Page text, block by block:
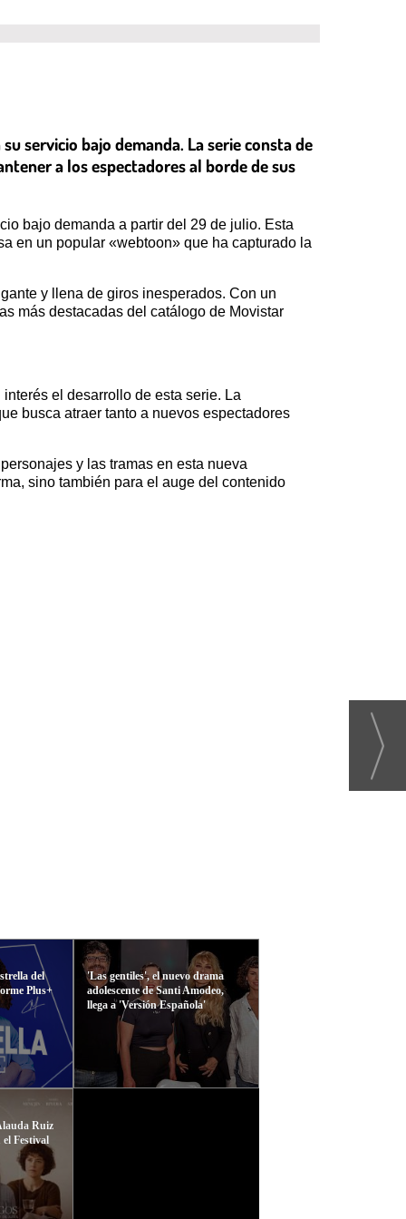
servicio bajo demanda. La serie consta de
a los espectadores al borde de sus
bajo demanda a partir del 29 de julio. Esta
en un popular «webtoon» que ha capturado la
y llena de giros inesperados. Con un
más destacadas del catálogo de Movistar
el desarrollo de esta serie. La
busca atraer tanto a nuevos espectadores
y las tramas en esta nueva
sino también para el auge del contenido
del
Plus+
Ruiz
el Festival
'Las gentiles', el nuevo drama
adolescente de Santi Amodeo,
llega a 'Versión Española'